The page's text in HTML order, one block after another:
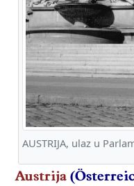
AUSTRIJA, ulaz u
Austrija